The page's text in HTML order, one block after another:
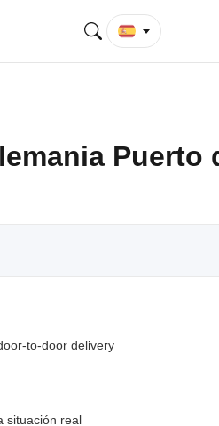
Puerto
to-door delivery
situación real